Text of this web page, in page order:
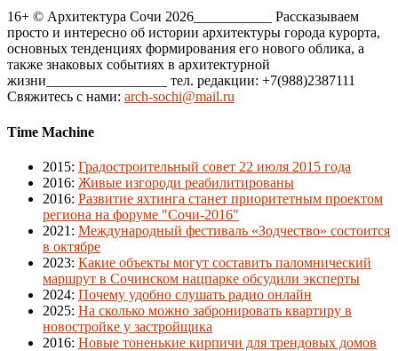
16+ © Архитектура Сочи 2026___________ Рассказываем
просто и интересно об истории архитектуры города курорта,
основных тенденциях формирования его нового облика, а
также знаковых событиях в архитектурной
жизни_________________ тел. редакции: +7(988)2387111
Свяжитесь с нами: arch-sochi@mail.ru
Time Machine
2015: Градостроительный совет 22 июля 2015 года
2016: Живые изгороди реабилитированы
2016: Развитие яхтинга станет приоритетным проектом
региона на форуме "Сочи-2016"
2021 : Международный фестиваль «Зодчество» состоится
в октябре
2023: Какие объекты могут составить паломнический
маршрут в Сочинском нацпарке обсудили эксперты
2024: Почему удобно слушать радио онлайн
2025: На сколько можно забронировать квартиру в
новостройке у застройщика
2016: Новые тоненькие кирпичи для трендовых домов